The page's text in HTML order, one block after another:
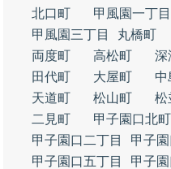
北口町
甲風園一丁目
甲風園三丁目
丸橋町
両度町
高松町 深
田代町
大屋町 中
天道町
松山町 松
二見町
甲子園口北町
甲子園口二丁目
甲子
甲子園口五丁目
甲子